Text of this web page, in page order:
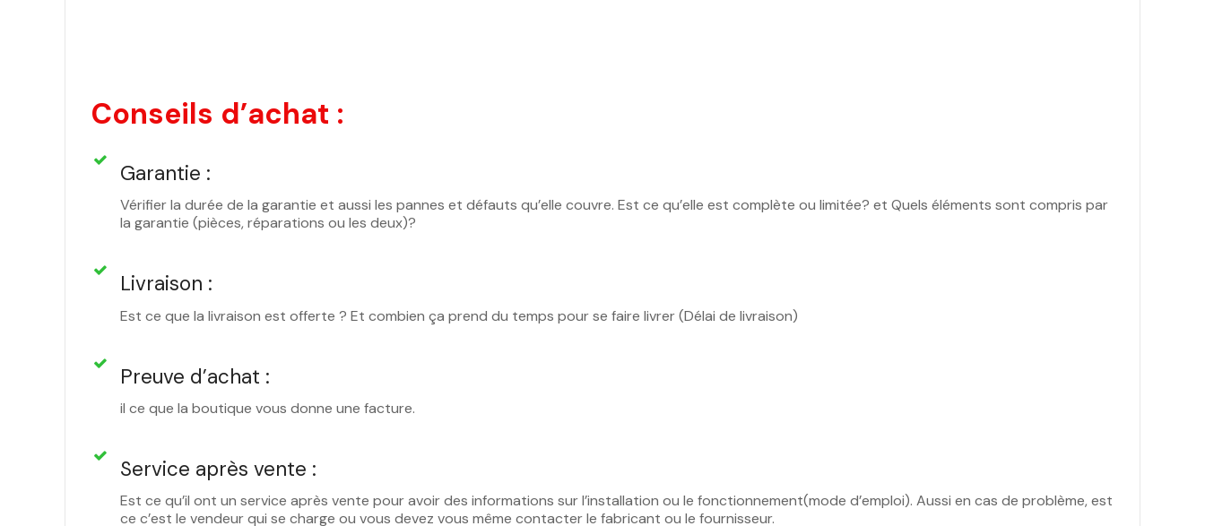
Conseils d’achat :
Garantie :
Vérifier la durée de la garantie et aussi les pannes et défauts qu’elle couvre. Est ce qu’elle est complète ou limitée? et Quels éléments sont compris par
la garantie (pièces, réparations ou les deux)?
Livraison :
Est ce que la livraison est offerte ? Et combien ça prend du temps pour se faire livrer (Délai de livraison)
Preuve d’achat :
il ce que la boutique vous donne une facture.
Service après vente :
Est ce qu’il ont un service après vente pour avoir des informations sur l’installation ou le fonctionnement(mode d’emploi). Aussi en cas de problème, est
ce c’est le vendeur qui se charge ou vous devez vous même contacter le fabricant ou le fournisseur.